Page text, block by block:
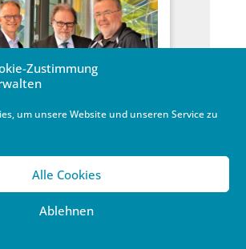
Zustimmung
um unsere Website und unseren Service zu
Alle Cookies
Ablehnen
beschließt
Leitung